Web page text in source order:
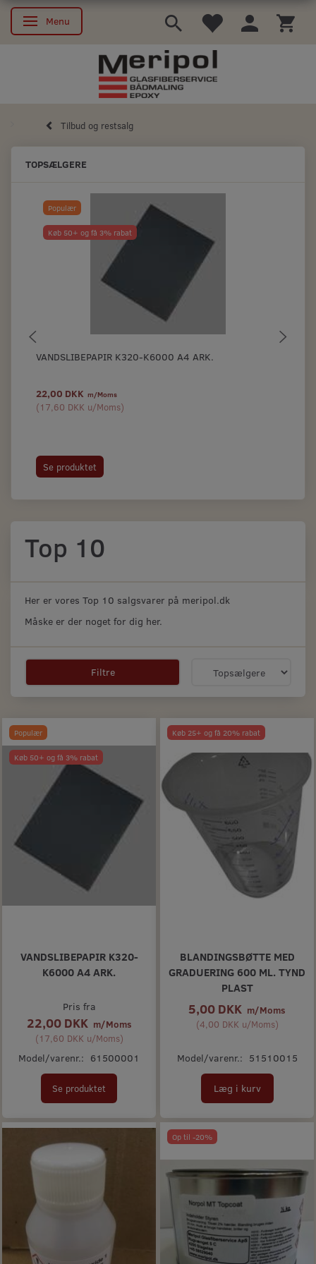
Skifte navigation
Menu
Tilbud og restsalg
TOPSÆLGERE
Populær
Køb 50+ og få 3% rabat
VANDSLIBEPAPIR K320-K6000 A4 ARK.
22,00 DKK m/Moms
(17,60 DKK u/Moms)
Se produktet
Top 10
Her er vores Top 10 salgsvarer på meripol.dk
Måske er der noget for dig her.
Filtre
Populær
Køb 50+ og få 3% rabat
VANDSLIBEPAPIR K320-
K6000 A4 ARK.
Pris fra
22,00 DKK m/Moms
(17,60 DKK u/Moms)
Model/varenr.: 61500001
Se produktet
Køb 25+ og få 20% rabat
BLANDINGSBØTTE MED
GRADUERING 600 ML. TYND
PLAST
5,00 DKK m/Moms
(4,00 DKK u/Moms)
Model/varenr.: 51510015
Læg i kurv
Op til -20%